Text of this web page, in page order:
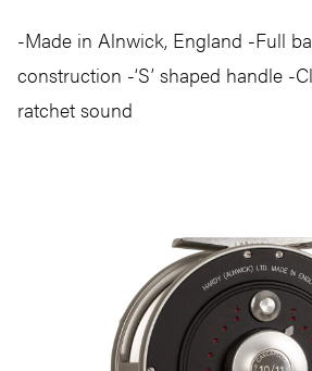
-Made in Alnwick, England -Full
construction -‘S’ shaped handle -
ratchet sound